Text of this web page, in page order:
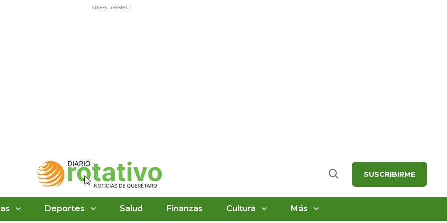
Buscar SUSCRIBIRME
Deportes Salud Finanzas Cultura Más